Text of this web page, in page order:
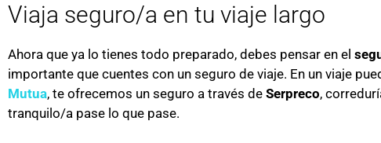
Viaja seguro/a en tu viaje largo
Ahora que ya lo tienes todo preparado, debes pensar en el
importante que cuentes con un seguro de viaje. En un viaje
Mutua, te ofrecemos un seguro a través de Serpreco,
tranquilo/a pase lo que pase.